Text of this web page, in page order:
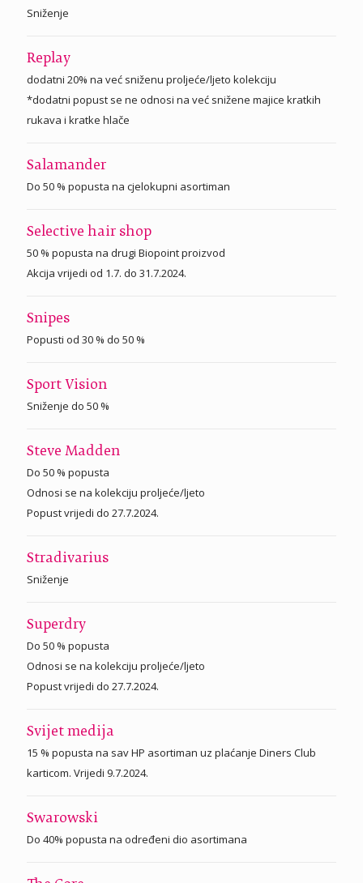
Sniženje
Replay
dodatni 20% na već sniženu proljeće/ljeto kolekciju
*dodatni popust se ne odnosi na već snižene majice kratkih
rukava i kratke hlače
Salamander
Do 50 % popusta na cjelokupni asortiman
Selective hair shop
50 % popusta na drugi Biopoint proizvod
Akcija vrijedi od 1.7. do 31.7.2024.
Snipes
Popusti od 30 % do 50 %
Sport Vision
Sniženje do 50 %
Steve Madden
Do 50 % popusta
Odnosi se na kolekciju proljeće/ljeto
Popust vrijedi do 27.7.2024.
Stradivarius
Sniženje
Superdry
Do 50 % popusta
Odnosi se na kolekciju proljeće/ljeto
Popust vrijedi do 27.7.2024.
Svijet medija
15 % popusta na sav HP asortiman uz plaćanje Diners Club
karticom. Vrijedi 9.7.2024.
Swarowski
Do 40% popusta na određeni dio asortimana